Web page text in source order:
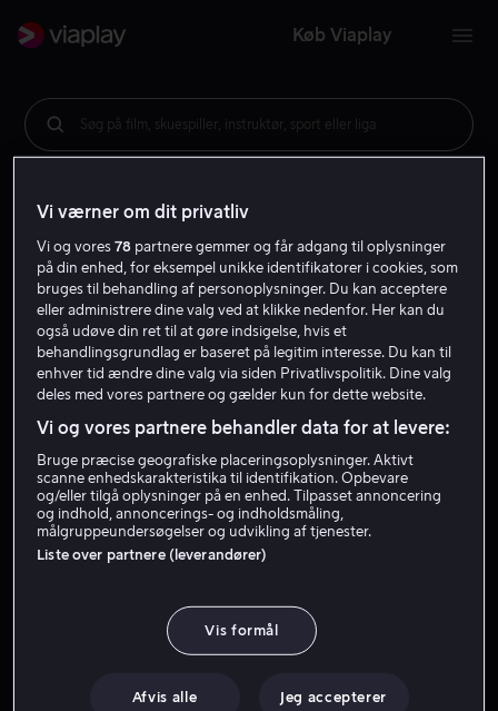
Køb Viaplay
Søg på film, skuespiller, instruktør, sport eller liga
Vi værner om dit privatliv
Vi og vores78 partnere gemmer og får adgang til oplysninger
på din enhed, for eksempel unikke identifikatorer i cookies, som
bruges til behandling af personoplysninger. Du kan acceptere
eller administrere dine valg ved at klikke nedenfor. Her kan du
også udøve din ret til at gøre indsigelse, hvis et
behandlingsgrundlag er baseret på legitim interesse. Du kan til
enhver tid ændre dine valg via siden Privatlivspolitik. Dine valg
deles med vores partnere og gælder kun for dette website.
Vi og vores partnere behandler data for at levere:
Bruge præcise geografiske placeringsoplysninger. Aktivt
scanne enhedskarakteristika til identifikation. Opbevare
og/eller tilgå oplysninger på en enhed. Tilpasset annoncering
og indhold, annoncerings- og indholdsmåling,
målgruppeundersøgelser og udvikling af tjenester.
Liste over partnere (leverandører)
Vis formål
Afvis alle Jeg accepterer